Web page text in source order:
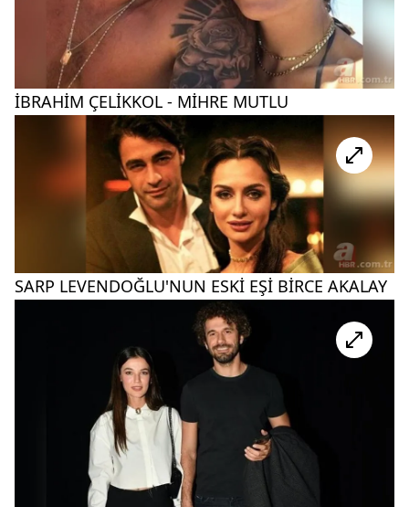
İBRAHİM ÇELİKKOL - MİHRE MUTLU
SARP LEVENDOĞLU'NUN ESKİ EŞİ BİRCE AKALAY